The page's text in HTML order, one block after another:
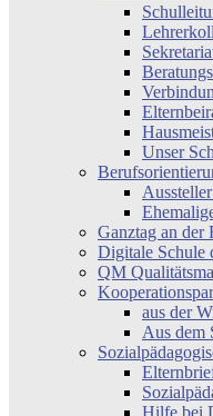
Unser
Ganztag an der
Digitale Schule
QM
aus der
Aus dem
Hilfe bei